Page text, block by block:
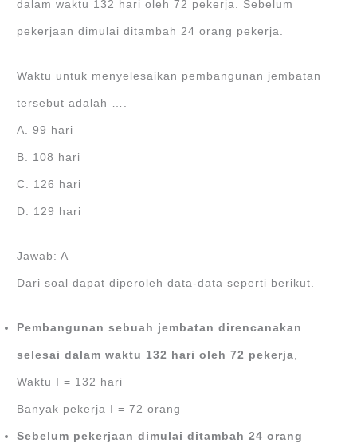
dalam waktu 132 hari oleh 72 pekerja. Sebelum
pekerjaan dimulai ditambah 24 orang pekerja.
Waktu untuk menyelesaikan pembangunan jembatan
tersebut adalah ….
A. 99 hari
B. 108 hari
C. 126 hari
D. 129 hari
Jawab: A
Dari soal dapat diperoleh data-data seperti berikut.
Pembangunan sebuah jembatan direncanakan
selesai dalam waktu 132 hari oleh 72 pekerja
Waktu I = 132 hari
Banyak pekerja I = 72 orang
Sebelum pekerjaan dimulai ditambah 24 orang